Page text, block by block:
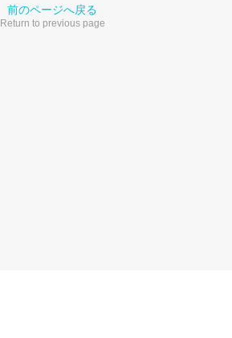
前のページへ戻る
Return to previous page